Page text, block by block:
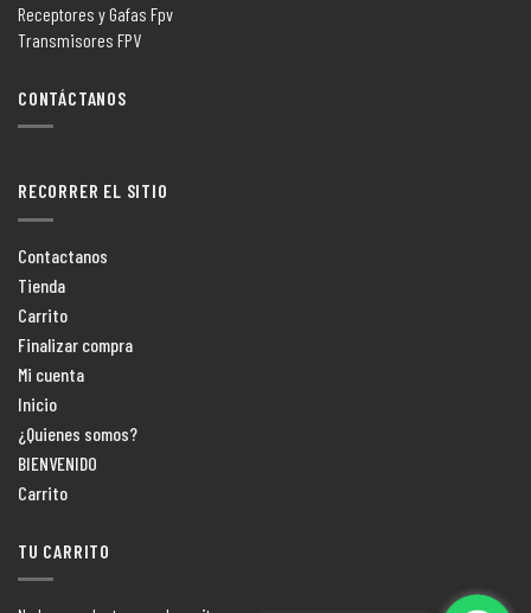
Receptores y Gafas Fpv
Transmisores FPV
CONTÁCTANOS
RECORRER EL SITIO
Contactanos
Tienda
Carrito
Finalizar compra
Mi cuenta
Inicio
¿Quienes somos?
BIENVENIDO
Carrito
TU CARRITO